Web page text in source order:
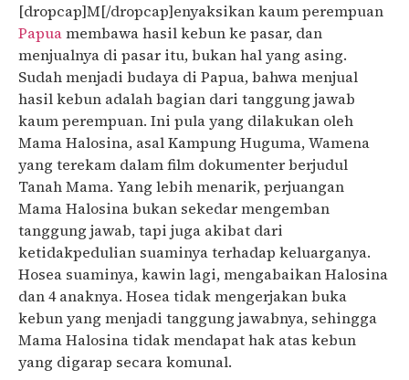
[dropcap]M[/dropcap]enyaksikan kaum perempuan
Papuamembawa hasil kebun ke pasar, dan
menjualnya di pasar itu, bukan hal yang asing.
Sudah menjadi budaya di Papua, bahwa menjual
hasil kebun adalah bagian dari tanggung jawab
kaum perempuan. Ini pula yang dilakukan oleh
Mama Halosina, asal Kampung Huguma, Wamena
yang terekam dalam film dokumenter berjudul
Tanah Mama. Yang lebih menarik, perjuangan
Mama Halosina bukan sekedar mengemban
tanggung jawab, tapi juga akibat dari
ketidakpedulian suaminya terhadap keluarganya.
Hosea suaminya, kawin lagi, mengabaikan Halosina
dan 4 anaknya. Hosea tidak mengerjakan buka
kebun yang menjadi tanggung jawabnya, sehingga
Mama Halosina tidak mendapat hak atas kebun
yang digarap secara komunal.